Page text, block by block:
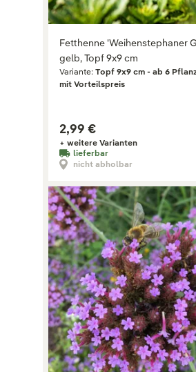
Fetthenne 'Weihenstephaner
gelb, Topf 9x9 cm
Variante: Topf 9x9 cm - ab 6
mit Vorteilspreis
2,99 €
+ weitere Varianten
lieferbar
nicht abholbar